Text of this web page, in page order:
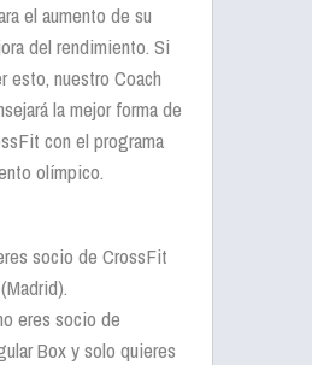
el aumento de su
del rendimiento. Si
esto, nuestro Coach
la mejor forma de
con el programa
olímpico.
socio de CrossFit
eres socio de
Box y solo quieres